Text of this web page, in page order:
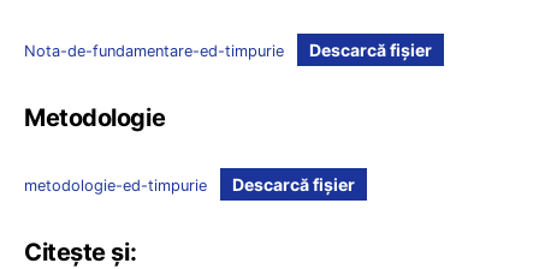
Nota-de-fundamentare-ed-timpurie Descarcă fișier
Metodologie
metodologie-ed-timpurie Descarcă fișier
Citește și: